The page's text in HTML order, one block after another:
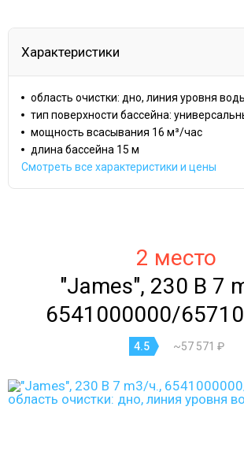
Характеристики
область очистки: дно, линия уровня
тип поверхности бассейна:
мощность всасывания 16 м³/час
длина бассейна 15 м
Смотреть все характеристики и цены
2 место
"James", 230 В 7
6541000000/
4.5 ~57 571 ₽